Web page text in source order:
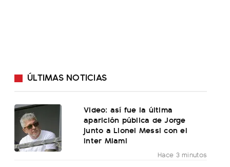
ÚLTIMAS NOTICIAS
Video: así fue la última
aparición pública de Jorge
junto a Lionel Messi con el
Inter Miami
Hace 3 minutos